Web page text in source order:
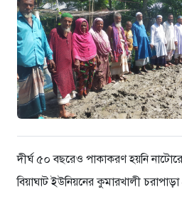
দীর্ঘ ৫০ বছরেও পাকাকরণ হয়নি
বিয়াঘাট ইউনিয়নের কুমারখালী চরাপাড়া